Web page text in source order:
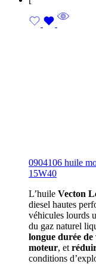
0904106 huile
15W40
L’huile Vecton
diesel hautes
véhicules lourds
du gaz naturel
longue durée de
moteur, et
conditions